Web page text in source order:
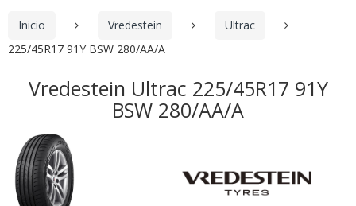
Inicio Vredestein
Ultrac
225/45R17 91Y BSW 280/AA/A
Vredestein Ultrac 225/45R17 91Y
BSW 280/AA/A